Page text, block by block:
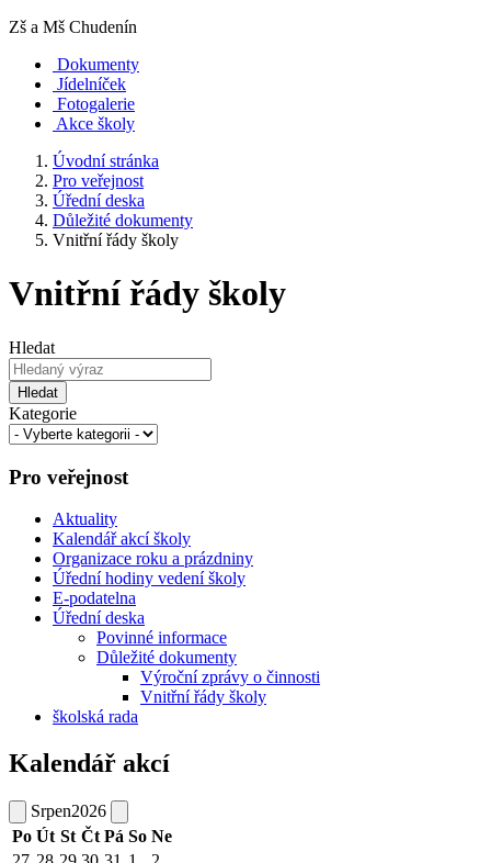
Zš a Mš Chudenín
Dokumenty
Jídelníček
Fotogalerie
Akce školy
Úvodní stránka
Pro veřejnost
Úřední deska
Důležité dokumenty
Vnitřní řády školy
Vnitřní řády školy
Hledat
Hledat
Kategorie
Pro veřejnost
Aktuality
Kalendář akcí školy
Organizace roku a prázdniny
Úřední hodiny vedení školy
E-podatelna
Úřední deska
Povinné informace
Důležité dokumenty
Výroční zprávy o činnosti
Vnitřní řády školy
školská rada
Kalendář akcí
Srpen2026
Po Út St Čt Pá So Ne